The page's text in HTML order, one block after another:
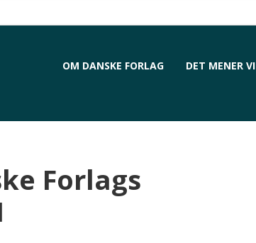
OM DANSKE FORLAG DET MENER VI
Forlags